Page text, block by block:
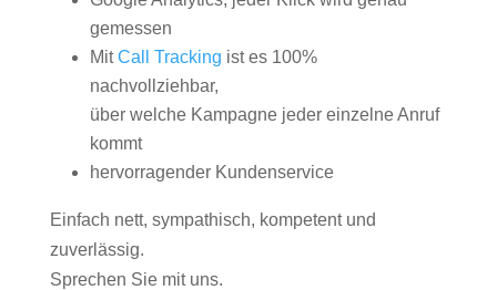
gemessen
MitCall Tracking ist es 100%
nachvollziehbar,
über welche Kampagne jeder einzelne Anruf
kommt
hervorragender Kundenservice
Einfach nett, sympathisch, kompetent und
zuverlässig.
Sprechen Sie mit uns.